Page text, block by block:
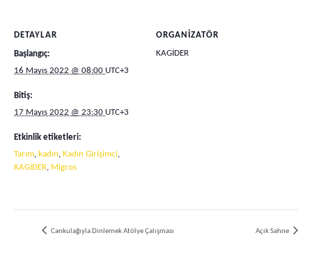
DETAYLAR
Başlangıç:
16 Mayıs 2022 @ 08:00 UTC+3
Bitiş:
17 Mayıs 2022 @ 23:30 UTC+3
Etkinlik etiketleri:
Tarım, kadın, Kadın Girişimci,
KAGİDER, Migros
ORGANIZATÖR
KAGİDER
Cankulağıyla Dinlemek Atölye Çalışması Açık Sahne